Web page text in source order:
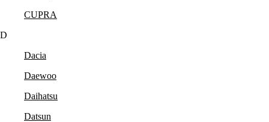
CUPRA
D
Dacia
Daewoo
Daihatsu
Datsun